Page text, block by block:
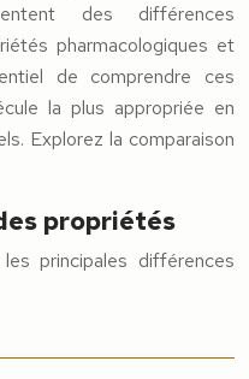
des différences
pharmacologiques et
de comprendre ces
la plus appropriée en
Explorez la comparaison
propriétés
principales différences